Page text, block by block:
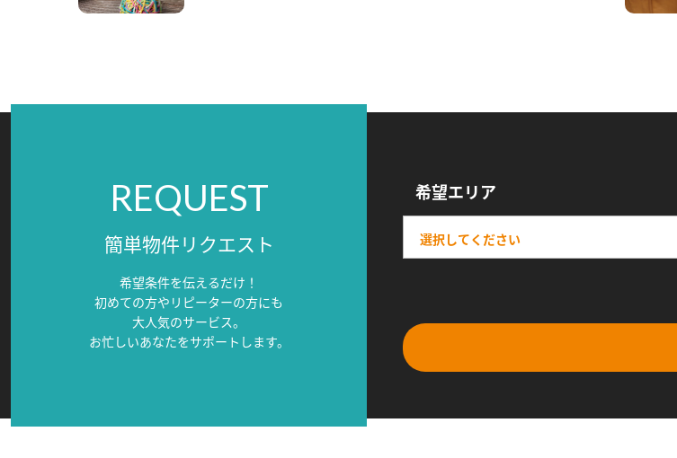
REQUEST
簡単物件リクエスト
希望条件を伝えるだけ！
初めての方やリピーターの方にも
大人気のサービス。
お忙しいあなたをサポートします。
希望エリア